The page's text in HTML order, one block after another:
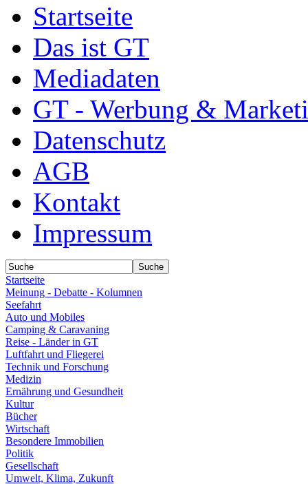
Startseite
Das ist GT
Mediadaten
GT - Werbung &
Datenschutz
AGB
Kontakt
Impressum
Startseite
Meinung - Debatte - Kolumnen
Seefahrt
Auto und Mobiles
Camping & Caravaning
Reise - Länder in GT
Luftfahrt und Fliegerei
Technik und Forschung
Medizin
Ernährung und Gesundheit
Kultur
Bücher
Wirtschaft
Besondere Immobilien
Politik
Gesellschaft
Umwelt, Klima, Zukunft